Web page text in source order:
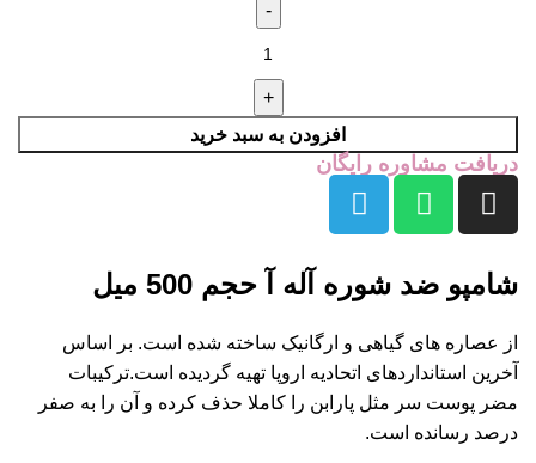
افزودن به سبد خرید
دریافت مشاوره رایگان
شامپو ضد شوره آله آ حجم 500 میل
از عصاره های گیاهی و ارگانیک ساخته شده است. بر اساس
آخرین استانداردهای اتحادیه اروپا تهیه گردیده است.ترکیبات
مضر پوست سر مثل پارابن را کاملا حذف کرده و آن را به صفر
درصد رسانده است.